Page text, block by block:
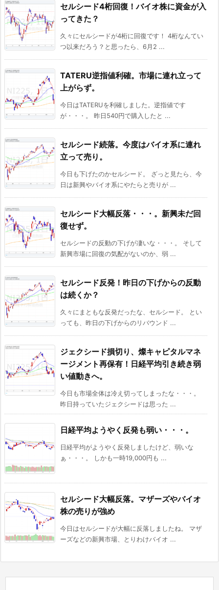
セルシード4桁回復！バイオ株に資金が入
ってきた？
久々にセルシードが4桁に回復です！ 4桁なんてい
つ以来だろう？と思ったら、6月2 ...
TATERU逆指値利確。市場に連れ立って
上がらず。
今日はTATERUを利確しました。逆指値です
が・・・。 昨日540円で購入したと ...
セルシード続落。今度はバイオ系に連れ
立って売り。
今日も下げたのかセルシード。 ざっと見たら、今
日は新興やバイオ系にやたらと売りが ...
セルシード大幅反落・・・。新興未だ回
復せず。
セルシードの反動の下げが凄いな・・・。 そして
新興市場に回復の気配がないのか、弱 ...
セルシード反発！昨日の下げからの反動
は続くか？
久々にまともな反発だったな、セルシード。 とい
っても、昨日の下げからのリバウンド ...
ジェクシード損切り、燦キャピタルマネ
ージメント再保有！日経平均引き続き弱
い値動きへ。
今日も市場全体は冷え切ってしまったな・・・。
昨日持っていたジェクシードは思った ...
日経平均ようやく反発も弱い・・・。
日経平均がようやく反発しましたけど、弱いな
ぁ・・・。 しかも一時19,000円も ...
セルシード大幅反落。マザーズやバイオ
株の売りが強め
今日はセルシードが大幅に反落しましたね。 マザ
ーズなどの新興市場、とりわけバイオ ...